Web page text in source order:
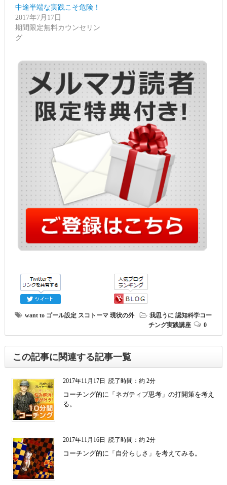
ま
す)
ウ
ィ
ン
ド
ウ
す)
中途半端な実践こそ危険！
2017年7月17日
期間限定無料カウンセリン
グ
want to ゴール設定 スコトーマ 現状の外 我思うに 認知科学コー
チング実践講座
0
この記事に関連する記事一覧
2017年11月17日 読了時間：約 2分
コーチング的に「ネガティブ思考」の打開策を考え
る。
2017年11月16日 読了時間：約 2分
コーチング的に「自分らしさ」を考えてみる。